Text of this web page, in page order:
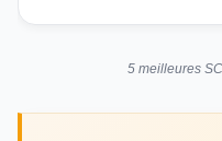
5 meilleures